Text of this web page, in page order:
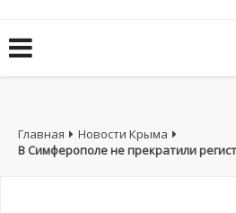
Главная
Новости Крыма
В Симферополе не прекратили